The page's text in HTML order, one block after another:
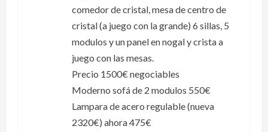
comedor de cristal, mesa de centro de
cristal (a juego con la grande) 6 sillas, 5
modulos y un panel en nogal y crista a
juego con las mesas.
Precio 1500€ negociables
Moderno sofá de 2 modulos 550€
Lampara de acero regulable (nueva
2320€) ahora 475€